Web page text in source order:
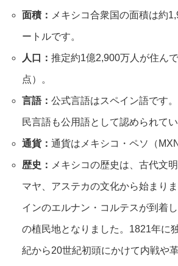
面積： メキシコ合衆国の面積は約
ートルです。
人口： 推定約1億2,900万人が住ん
点）。
言語： 公式言語はスペイン語です
民言語も公用語として認められてい
通貨： 通貨はメキシコ・ペソ（
歴史： メキシコの歴史は、古代文
マヤ、アステカの文化から始まり
インのエルナン・コルテスが到着
の植民地となりました。1821年に
紀から20世紀初頭にかけて内戦や